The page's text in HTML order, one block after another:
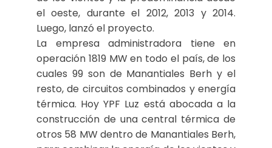
el oeste, durante el 2012, 2013 y 2014.
Luego, lanzó el proyecto.
La empresa administradora tiene en
operación 1819 MW en todo el país, de los
cuales 99 son de Manantiales Berh y el
resto, de circuitos combinados y energía
térmica. Hoy YPF Luz está abocada a la
construcción de una central térmica de
otros 58 MW dentro de Manantiales Berh,